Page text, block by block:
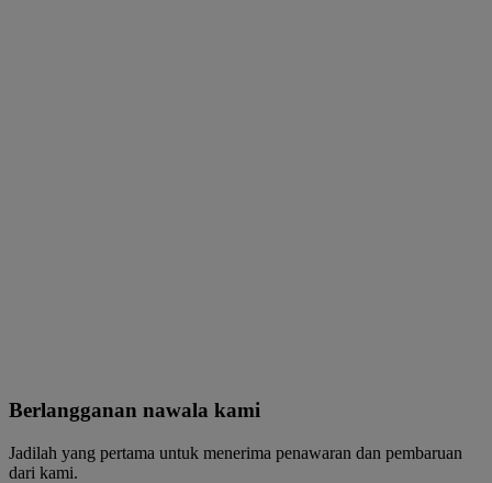
Berlangganan nawala kami
Jadilah yang pertama untuk menerima penawaran dan pembaruan
dari kami.